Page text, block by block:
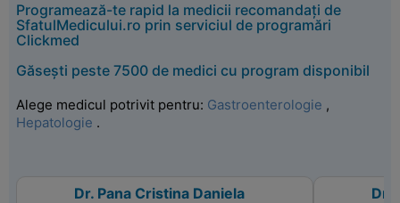
Programează-te rapid la medicii recomandați de
SfatulMedicului.ro prin serviciul de programări
Clickmed
Găsești peste 7500 de medici cu program disponibil
Alege medicul potrivit pentru: Gastroenterologie ,
Hepatologie .
Dr. Pana Cristina Daniela Dr.